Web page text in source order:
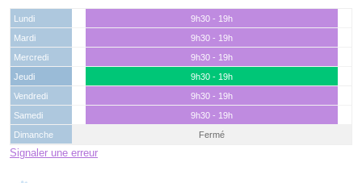
Lundi
9h30 - 19h
Mardi
9h30 - 19h
Mercredi
9h30 - 19h
Jeudi
9h30 - 19h
Vendredi
9h30 - 19h
Samedi
9h30 - 19h
Dimanche
Fermé
Signaler une erreur